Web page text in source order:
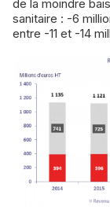
de la moindre
sanitaire : -6
entre -11 et -14